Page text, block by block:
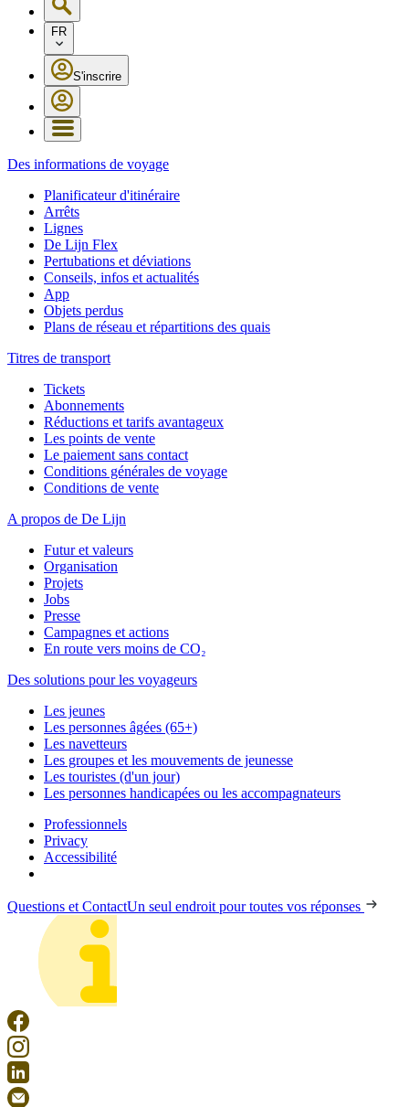
FR
S'inscrire
Des informations de voyage
Planificateur d'itinéraire
Arrêts
Lignes
De Lijn Flex
Pertubations et déviations
Conseils, infos et actualités
App
Objets perdus
Plans de réseau et répartitions des quais
Titres de transport
Tickets
Abonnements
Réductions et tarifs avantageux
Les points de vente
Le paiement sans contact
Conditions générales de voyage
Conditions de vente
A propos de De Lijn
Futur et valeurs
Organisation
Projets
Jobs
Presse
Campagnes et actions
En route vers moins de CO₂
Des solutions pour les voyageurs
Les jeunes
Les personnes âgées (65+)
Les navetteurs
Les groupes et les mouvements de jeunesse
Les touristes (d'un jour)
Les personnes handicapées ou les accompagnateurs
Professionnels
Privacy
Accessibilité
Questions et ContactUn seul endroit pour toutes vos réponses